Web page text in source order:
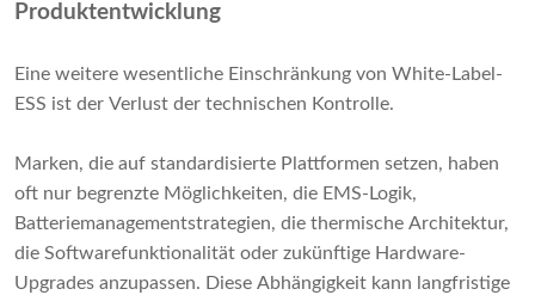
Produktentwicklung
Eine weitere wesentliche Einschränkung von White-Label-
ESS ist der Verlust der technischen Kontrolle.
Marken, die auf standardisierte Plattformen setzen, haben
oft nur begrenzte Möglichkeiten, die EMS-Logik,
Batteriemanagementstrategien, die thermische Architektur,
die Softwarefunktionalität oder zukünftige Hardware-
Upgrades anzupassen. Diese Abhängigkeit kann langfristige